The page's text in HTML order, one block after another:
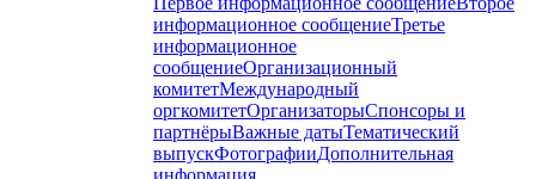
информационное сообщениеТретье
информационное
сообщениеОрганизационный
комитетМеждународный
оргкомитетОрганизаторыСпонсоры и
партнёрыВажные датыТематический
выпускФотографииДополнительная
информация